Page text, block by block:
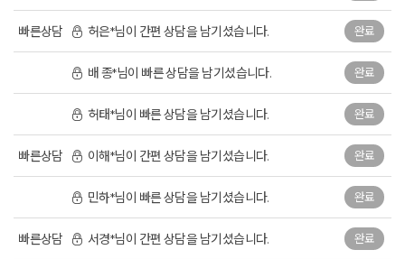
빠른상담 허은*님이 간편 상담을 남기셨습니다. 완료
배 종*님이 빠른 상담을 남기셨습니다. 완료
허태*님이 빠른 상담을 남기셨습니다. 완료
빠른상담 이해*님이 간편 상담을 남기셨습니다. 완료
민하*님이 빠른 상담을 남기셨습니다. 완료
빠른상담 서경*님이 간편 상담을 남기셨습니다. 완료